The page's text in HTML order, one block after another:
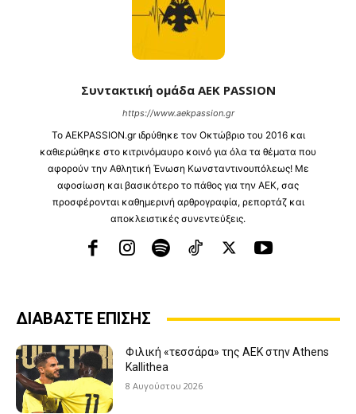
Συντακτική ομάδα AEK PASSION
https://www.aekpassion.gr
Το ⁦AEKPASSION.gr⁩ ιδρύθηκε τον Οκτώβριο του 2016 και
καθιερώθηκε στο κιτρινόμαυρο κοινό για όλα τα θέματα που
αφορούν την Αθλητική Ένωση Κωνσταντινουπόλεως! Με
αφοσίωση και βασικότερο το πάθος για την ΑΕΚ, σας
προσφέρονται καθημερινή αρθρογραφία, ρεπορτάζ και
αποκλειστικές συνεντεύξεις.
ΔΙΑΒΑΣΤΕ ΕΠΙΣΗΣ
Φιλική «τεσσάρα» της ΑΕΚ στην Athens
Kallithea
8 Αυγούστου 2026